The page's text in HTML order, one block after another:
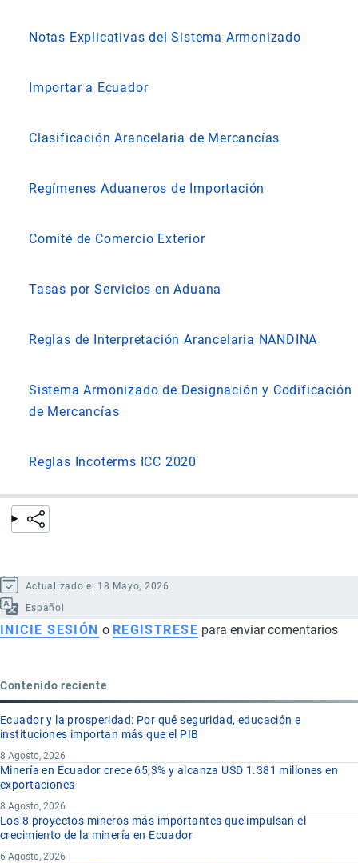
Notas Explicativas del Sistema Armonizado
Importar a Ecuador
Clasificación Arancelaria de Mercancías
Regímenes Aduaneros de Importación
Comité de Comercio Exterior
Tasas por Servicios en Aduana
Reglas de Interpretación Arancelaria NANDINA
Sistema Armonizado de Designación y Codificación
de Mercancías
Reglas Incoterms ICC 2020
Actualizado el 18 Mayo, 2026
Español
INICIE SESIÓN o REGISTRESE para enviar comentarios
Contenido reciente
Ecuador y la prosperidad: Por qué seguridad, educación e
instituciones importan más que el PIB
8 Agosto, 2026
Minería en Ecuador crece 65,3% y alcanza USD 1.381 millones en
exportaciones
8 Agosto, 2026
Los 8 proyectos mineros más importantes que impulsan el
crecimiento de la minería en Ecuador
6 Agosto, 2026